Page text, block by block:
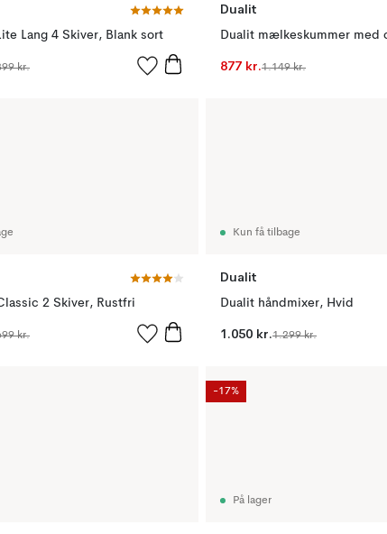
Lang 4 Skiver, Blank sort
kr.
Dualit
877 kr.1.149 kr.
2 Skiver, Rustfri
kr.
Kun få tilbage
Dualit
Dualit håndmixer, Hvid
1.050 kr.1.299 kr.
På lager
-17%